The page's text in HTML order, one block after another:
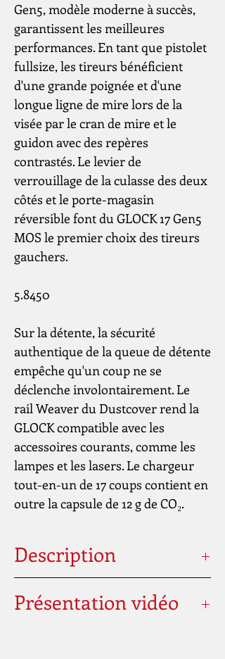
Gen5, modèle moderne à succès,
garantissent les meilleures
performances. En tant que pistolet
fullsize, les tireurs bénéficient
d'une grande poignée et d'une
longue ligne de mire lors de la
visée par le cran de mire et le
guidon avec des repères
contrastés. Le levier de
verrouillage de la culasse des deux
côtés et le porte-magasin
réversible font du GLOCK 17 Gen5
MOS le premier choix des tireurs
gauchers.
5.8450
Sur la détente, la sécurité
authentique de la queue de détente
empêche qu'un coup ne se
déclenche involontairement. Le
rail Weaver du Dustcover rend la
GLOCK compatible avec les
accessoires courants, comme les
lampes et les lasers. Le chargeur
tout-en-un de 17 coups contient en
outre la capsule de 12 g de CO₂.
Description
Puissance (en joules) : <3
Présentation vidéo